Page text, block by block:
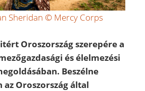
Sheridan © Mercy Corps
Oroszország szerepére a
és élelmezési
Beszélne
az Oroszország által